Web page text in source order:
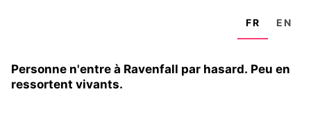
FR EN
Personne n'entre à Ravenfall par hasard. Peu en
ressortent vivants.